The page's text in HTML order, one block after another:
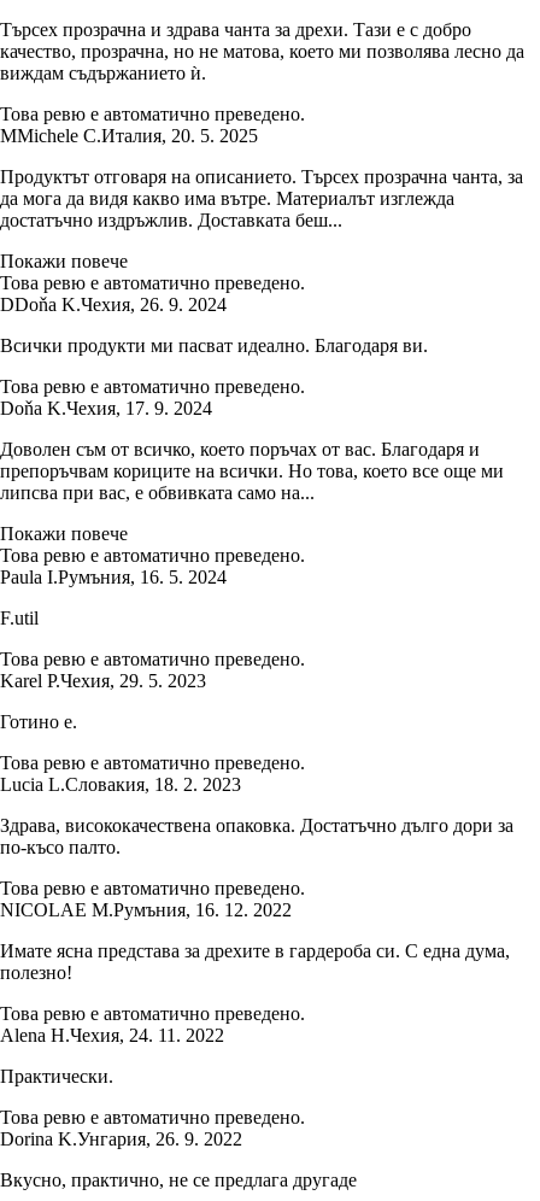
Търсех прозрачна и здрава чанта за дрехи. Тази е с добро
качество, прозрачна, но не матова, което ми позволява лесно да
виждам съдържанието ѝ.
Това ревю е автоматично преведено.
MMichele C.Италия, 20. 5. 2025
Продуктът отговаря на описанието. Търсех прозрачна чанта, за
да мога да видя какво има вътре. Материалът изглежда
достатъчно издръжлив. Доставката беш...
Покажи повече
Това ревю е автоматично преведено.
DDoňa K.Чехия, 26. 9. 2024
Всички продукти ми пасват идеално. Благодаря ви.
Това ревю е автоматично преведено.
Doňa K.Чехия, 17. 9. 2024
Доволен съм от всичко, което поръчах от вас. Благодаря и
препоръчвам кориците на всички. Но това, което все още ми
липсва при вас, е обвивката само на...
Покажи повече
Това ревю е автоматично преведено.
Paula I.Румъния, 16. 5. 2024
F.util
Това ревю е автоматично преведено.
Karel P.Чехия, 29. 5. 2023
Готино е.
Това ревю е автоматично преведено.
Lucia L.Словакия, 18. 2. 2023
Здрава, висококачествена опаковка. Достатъчно дълго дори за
по-късо палто.
Това ревю е автоматично преведено.
NICOLAE M.Румъния, 16. 12. 2022
Имате ясна представа за дрехите в гардероба си. С една дума,
полезно!
Това ревю е автоматично преведено.
Alena H.Чехия, 24. 11. 2022
Практически.
Това ревю е автоматично преведено.
Dorina K.Унгария, 26. 9. 2022
Вкусно, практично, не се предлага другаде